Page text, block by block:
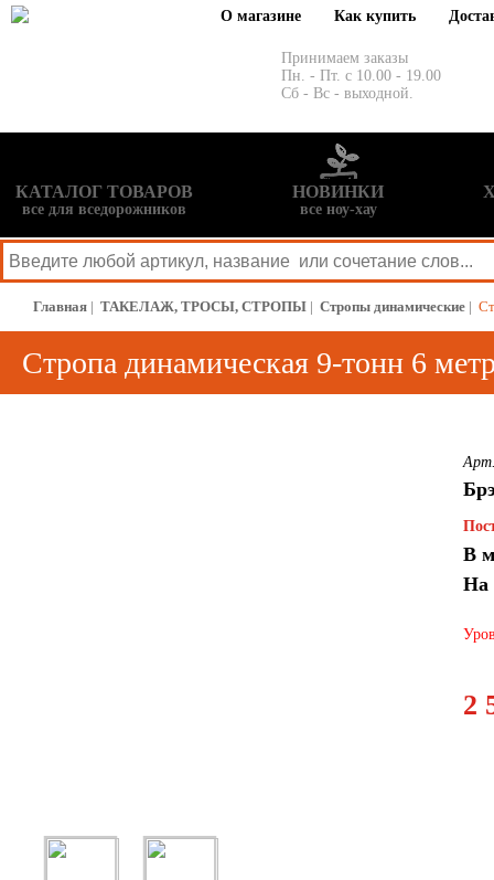
О магазине Как купить
Принимаем заказы
Пн. - Пт. с 10.00 - 19.00
Сб - Вс - выходной.
КАТАЛОГ ТОВАРОВ
все для вседорожников
НОВИНКИ
все ноу-хау
Главная | ТАКЕЛАЖ, ТРОСЫ, СТРОПЫ | Стропы динамические |
Стропа динамическая 9-тонн 6
В
На
2